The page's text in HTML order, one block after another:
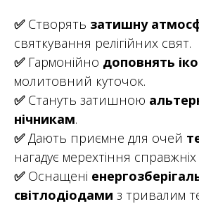
✅Створять затишну
святкування релігійних свят.
✅Гармонійно доповнять
молитовний куточок.
✅Стануть затишною
нічникам.
✅Дають приємне для очей
нагадує мерехтіння справжніх
✅Оснащені
світлодіодами з тривалим